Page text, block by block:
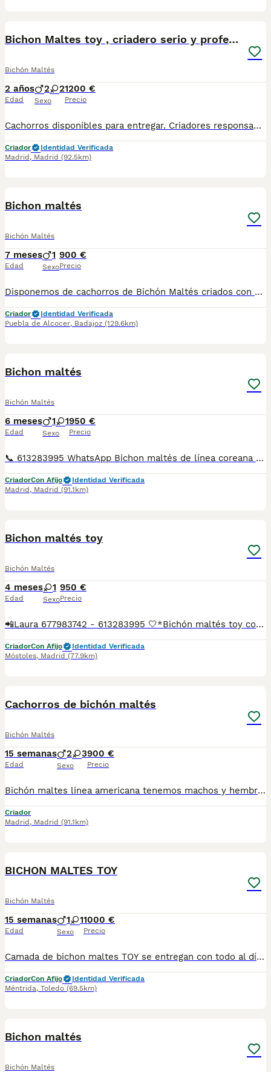
Bichon Maltes toy , criadero serio y profesional
Bichón Maltés
2 años
Edad
2 2
Sexo
1200 €
Precio
Cachorros disponibles para entregar. Criadores responsables y profesionales. Desconfía de precios económicos , compraventas y demás . En nuestro criadero puedes ver a los ejemplares con sus padres y conocer dónde y cómo los criamos. Es muy importante . WEB altodelpago.es Tlf 679 67 30 10
Criador
Identidad Verificada
Madrid , Madrid (92.5km)
Bichon maltés
Bichón Maltés
7 meses
Edad
1
Sexo
900 €
Precio
Disponemos de cachorros de Bichón Maltés criados con dedicación y supervisión desde el primer día. Se desarrollan en ambiente familiar, correctamente socializados y acostumbrados al trato diario, lo que favorece un carácter alegre, equilibrado y muy cariñoso. Padres de excelente calidad, tamaño pequeño y pelo blanco sedoso característico de la raza. Se entregan: • Desparasitados interna y externamente • Con mínimo dos vacunas • Pasaporte veterinario • Microchip • Contrato de venta y asesoramiento continuo Raza ideal como perro de compañía, muy adaptable, inteligente y perfecta para convivencia en familia o piso. Enviamos a toda España y gestionamos toda la documentación necesaria para Baleares y Canarias. Para más información, fotos actualizadas o formalizar reserva, contactar por teléfono o mensaje. Solo interesados responsables.
Criador
Identidad Verificada
Puebla de Alcocer, Badajoz (129.6km)
Bichon maltés
Bichón Maltés
6 meses
Edad
1 1
Sexo
950 €
Precio
📞 613283995 WhatsApp Bichon maltés de línea coreana de los mas pequeñines un verdadero capricho . Entregamos nuestros pequeños cachorritos con todas las garantías y cuidados necesarios , disponemos de núcleo zoológico para crianza y venta de nuestros cachorros . ✅Desparasitaciones y vacunas correspondientes a su edad . ✅Cartilla de vacunación . ✅Revisiones veterinarias . ✅Garantías víricas de 15 días . ✅Garantías genéticas de un año . Seriedad , confianza y bienestar animal son nuestra prioridad . También ofrecemos transporte propio para nuestros pequeños cachorros a toda la península , el pago lo podéis hacer contra reembolso . (con coste adicional) . Mandamos a toda España . Disponemos de varias razas Si no esta la raza que queréis llámanos , intentaremos encontrártela , trabajamos con los mejores criadores de España .
CriadorCon Afijo
Identidad Verificada
Madrid , Madrid (91.1km)
Bichon maltés toy
Bichón Maltés
4 meses
Edad
1
Sexo
950 €
Precio
📲Laura 677983742 - 613283995 🤍*Bichón maltés toy coreano*🤍 ¿Buscas un nuevo compañero para tu hogar? ❤️ Tenemos preciosos cachorros listos para encontrar una familia responsable. ✅ Vacunados ✅ Desparasitados ✅ Cartilla sanitaria ✅ Garantías incluidas ✅ Máxima atención y cuidado Se hacen envíos a toda España: Andalucía: Almería, Cádiz, Córdoba, Granada, Huelva, Jaén, Málaga, Sevilla.Aragón: Huesca, Teruel, Zaragoza.Asturias: Oviedo.Baleares: Palma.Canarias: Las Palmas de Gran Canaria, Santa Cruz de Tenerife.Cantabria: Santander.Castilla-La Mancha: Albacete, Ciudad Real, Cuenca, Guadalajara, Toledo.Castilla y León: Ávila, Burgos, León, Palencia, Salamanca, Segovia, Soria, Valladolid, Zamora.Cataluña: Barcelona, Gerona (Girona), Lérida (Lleida), Tarragona.Comunidad Valenciana: Alicante, Castellón de la Plana, Valencia.Extremadura: Badajoz, Cáceres.Galicia: La Coruña (A Coruña), Lugo, Orense (Ourense), Pontevedra.La Rioja: Logroño.Madrid: Madrid.Murcia: Murcia.Navarra: Pamplona.País Vasco: Bilbao (Vizcaya), San Sebastián (Guipúzcoa), Vitoria (Álava). 🐾 Cachorros sanos, sociables y criados con mucho cariño. 📲 ¡Pregunta sin compromiso por disponibilidad, fotos y precios por mensaje privado!
CriadorCon Afijo
Identidad Verificada
Móstoles, Madrid (77.9km)
Cachorros de bichón maltés
Bichón Maltés
15 semanas
Edad
2 3
Sexo
900 €
Precio
Bichón maltes linea americana tenemos machos y hembras ,distintos colores Nuestros cachorros nacen y crecen en un ambiente familiar ,sin jaulas ,con un respeto y exclusiva cria,somos respetuosos con el tiempo de destete ,cada cachorro necesita su tiempo.. Destetamos con un pienso de alta calidad , Cachorros revisados ,desde el nacimiento ,hasta la entrega por un veterinario competente ,buscando siempre el bienestar de nuestros animales.. Sociabilizados y equilibrados tanto padres como cachorros Se entregan con todo el protocolo veterinario legal,y garantías por escrito completas.. Tenemos servicio de entrega personalizado a cualquier punto de España,directo.. El precio puede cambiar tanto en sexo como en características del cachorro. Dejanos tú teléfono y te mandamos toda la información fotos y vídeos ..
Criador
Madrid , Madrid (91.1km)
BICHON MALTES TOY
Bichón Maltés
15 semanas
Edad
1 1
Sexo
1000 €
Precio
Camada de bichon maltes TOY se entregan con todo al día en cuanto a vacunación, desparasitación interna y externa, microchip y pasaporte con procedencia lícita de centro canino profesional. Revisión veterinaria. Nos dedicamos profesionalmente al mundo del cachorro desde hace más de 17 años ,centro canino del Valle caprice, es nuestro nombre , criadores profesionales , residencia canina y veterinarios, que mejor sitio para adquirir tu nuevo miembro familiar. Núcleo de cria ES450990000078 Pueden encontrarnos de igual modo en la pagina oficial de la canina de España como uno de los pocos criadores recomendados y registrados , www.rsce.es Los precios son desde más IVA según cachorro, camada y época. Pregunten disponibilidad y precios Pregunten sin compromiso , y le damos cita para venir a ver a los peques a nuestro centro canino, pueden ver nuestras referencias como mejor criadero en Google , y redes sociales así como en nuestra web Web www.delvallecaprice.com
CriadorCon Afijo
Identidad Verificada
Méntrida, Toledo (69.5km)
Bichon maltés
Bichón Maltés